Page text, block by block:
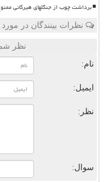
برداشت چوب از جنگلهای هیرکانی
نظرات بینندگان در
نظر
نام:
ایمیل:
نظر:
سوال: